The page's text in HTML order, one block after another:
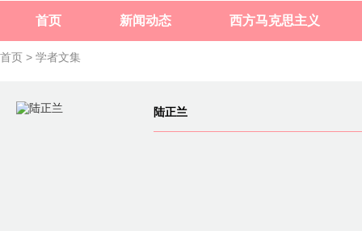
首页 新闻动态 西方马克思主义
首页 > 学者文集
陆正兰